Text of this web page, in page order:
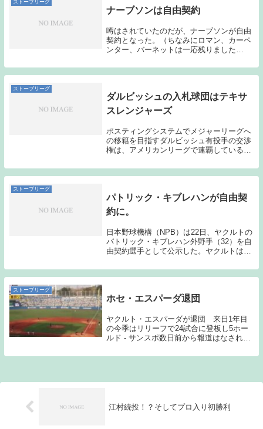
ストーブリーグ
ナーブソンは自由契約
噂はされていたのだが、ナーブソンが自由
契約となった。（ちなみにロマン、カーペ
ンター、バーネットは一応残りました
24試合で137回を投げ、4勝11敗 防御率
４．５３という数字が残った。この数字だ
ストーブリーグ
ダルビッシュの入札球団はテキサ
スレンジャーズ
ポスティングシステムでメジャーリーグへ
の移籍を目指すダルビッシュ有投手の交渉
権は、アメリカンリーグで連覇しているテ
シリーズでは２年連続で敗れているが、非
常に良いチームに入団することになりそう
ストーブリーグ
パトリック・キブレハンが自由契
約に。
日本野球機構（NPB）は22日、ヤクルトの
パトリック・キブレハン外野手（32）を自
由契約選手として公示した。ヤクルトは退
月27日のDeNA戦では初本塁打を含む3本塁
打と活躍した。今季成績は29試合に出場...
ストーブリーグ
ホセ・エスパーダ退団
ヤクルト・エスパーダが退団 来日1年目
の今季はリリーフで24試合に登板し5ホー
ルド - サンスポ数日前から報道はなされて
こととなった。ヤフーレの時にも書いたの
江村続投！？そしてプロ入り初勝利